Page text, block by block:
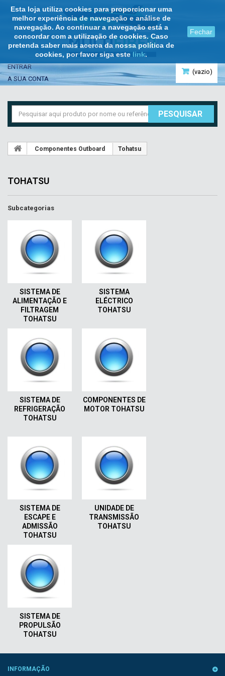
Esta loja utiliza cookies para proporcionar uma
melhor experiência de navegação e análise de
navegação. Ao continuar a navegação está a
concordar com a utilização de cookies. Caso
pretenda saber mais acerca da nossa política de
cookies, por favor siga este link.
Fechar
(vazio)
ENTRAR
A SUA CONTA
PESQUISAR
Componentes Outboard Tohatsu
TOHATSU
Subcategorias
SISTEMA DE
ALIMENTAÇÃO E
FILTRAGEM
TOHATSU
SISTEMA
ELÉCTRICO
TOHATSU
SISTEMA DE
REFRIGERAÇÃO
TOHATSU
COMPONENTES DE
MOTOR TOHATSU
SISTEMA DE
ESCAPE E
ADMISSÃO
TOHATSU
UNIDADE DE
TRANSMISSÃO
TOHATSU
SISTEMA DE
PROPULSÃO
TOHATSU
INFORMAÇÃO